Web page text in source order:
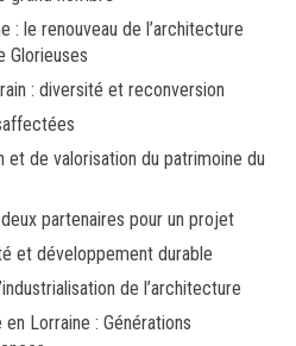
: le renouveau de l’architecture
Glorieuses
: diversité et reconversion
de valorisation du patrimoine du
partenaires pour un projet
et développement durable
de l’architecture
Lorraine : Générations